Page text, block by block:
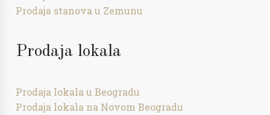
Prodaja stanova u Zemunu
Prodaja lokala
Prodaja lokala u Beogradu
Prodaja lokala na Novom Beogradu